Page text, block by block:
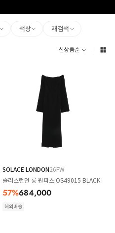
색상 재검색
신상품순
SOLACE LONDON26FW
솔러스런던 롱 원피스 OS49015 BLACK
57%684,000
해외배송